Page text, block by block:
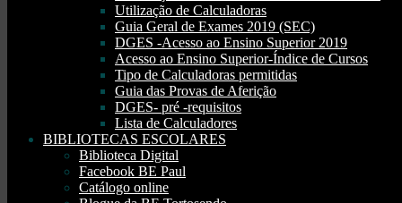
Utilização de Calculadoras
Guia Geral de Exames 2019 (SEC)
DGES -Acesso ao Ensino Superior 2019
Acesso ao Ensino Superior-Índice de Cursos
Tipo de Calculadoras permitidas
Guia das Provas de Aferição
DGES- pré -requisitos
Lista de Calculadores
BIBLIOTECAS ESCOLARES
Biblioteca Digital
Facebook BE Paul
Catálogo online